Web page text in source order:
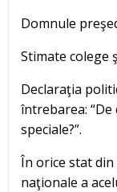
Domnule
Stimate colege
Declaraţia
întrebarea:
speciale?”.
În orice stat
naţionale a